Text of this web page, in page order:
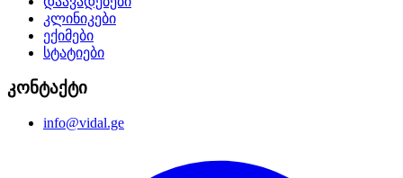
კლინიკები
ექიმები
სტატიები
კონტაქტი
info@vidal.ge